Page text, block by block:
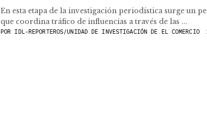
En esta etapa de la investigación periodística surge un
que coordina tráfico de influencias a través de las ...
POR IDL-REPORTEROS/UNIDAD DE INVESTIGACIÓN DE EL COMERCIO